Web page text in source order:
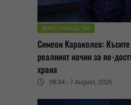
ЖИВОТНОВЪДСТВО
Симеон Караколев: Късите
реалният начин за по-
храна
08:34 - 7 August, 2026